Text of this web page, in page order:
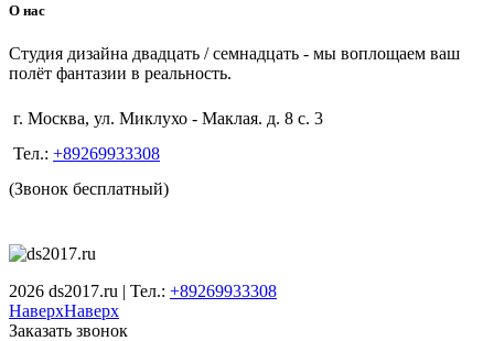
О нас
Студия дизайна двадцать / семнадцать - мы воплощаем ваш
полёт фантазии в реальность.
г. Москва, ул. Миклухо - Маклая. д. 8 с. 3
Тел.: +89269933308
(Звонок бесплатный)
2026 ds2017.ru | Тел.: +89269933308
НаверхНаверх
Заказать звонок